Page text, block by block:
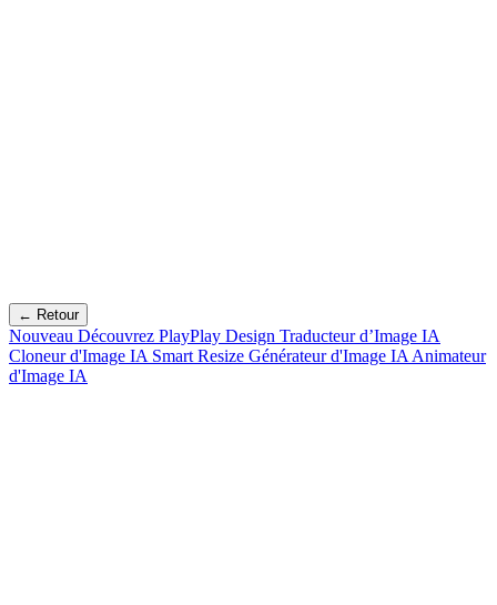
← Retour
Nouveau Découvrez PlayPlay Design Traducteur d’Image IA
Cloneur d'Image IA Smart Resize Générateur d'Image IA Animateur
d'Image IA